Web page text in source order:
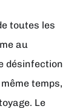
toutes les
au
désinfection
temps,
Le